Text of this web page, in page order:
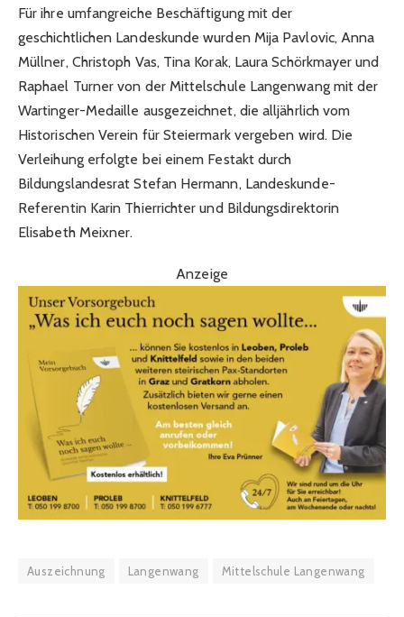
Für ihre umfangreiche Beschäftigung mit der
geschichtlichen Landeskunde wurden Mija Pavlovic, Anna
Müllner, Christoph Vas, Tina Korak, Laura Schörkmayer und
Raphael Turner von der Mittelschule Langenwang mit der
Wartinger-Medaille ausgezeichnet, die alljährlich vom
Historischen Verein für Steiermark vergeben wird. Die
Verleihung erfolgte bei einem Festakt durch
Bildungslandesrat Stefan Hermann, Landeskunde-
Referentin Karin Thierrichter und Bildungsdirektorin
Elisabeth Meixner.
Anzeige
Auszeichnung Langenwang Mittelschule Langenwang